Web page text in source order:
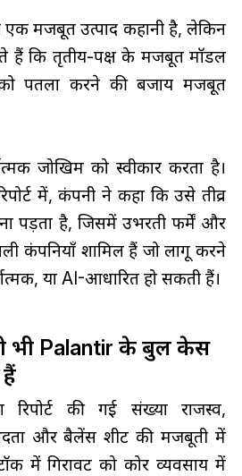
मजबूत उत्पाद कहानी है, लेकिन
हैं कि तृतीय-पक्ष के मजबूत मॉडल
को पतला करने की बजाय मजबूत
जोखिम को स्वीकार करता है।
में, कंपनी ने कहा कि उसे तीव्र
पड़ता है, जिसमें उभरती फर्में और
कंपनियाँ शामिल हैं जो लागू करने
या AI-आधारित हो सकती हैं।
भी Palantir के बुल केस
रिपोर्ट की गई संख्या राजस्व,
और बैलेंस शीट की मजबूती में
में गिरावट को कोर व्यवसाय में